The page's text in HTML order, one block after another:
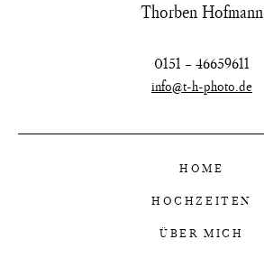
Thorben Hofmann
0151 – 46659611
info@t-h-photo.de
HOME
HOCHZEITEN
ÜBER MICH